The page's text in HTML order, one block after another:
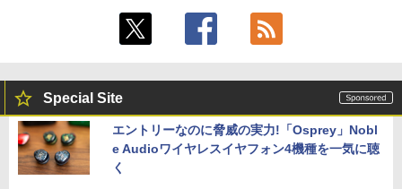
Special Site
エントリーなのに脅威の実力!「Osprey」Nobl
e Audioワイヤレスイヤフォン4機種を一気に聴
く